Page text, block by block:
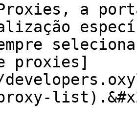
Proxies, a
proxies]